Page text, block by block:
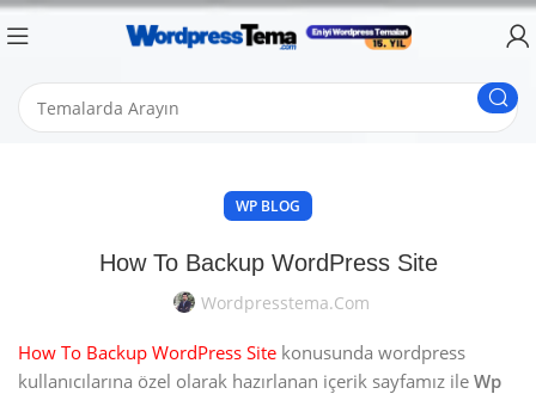
WP BLOG
How To Backup WordPress Site
Wordpresstema.com
How To Backup WordPress Site konusunda wordpress
kullanıcılarına özel olarak hazırlanan içerik sayfamız ile Wp